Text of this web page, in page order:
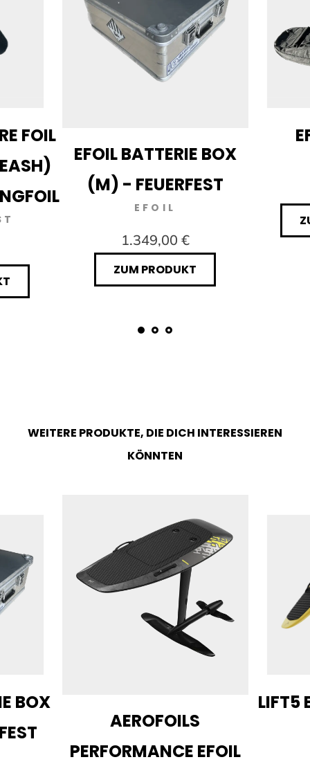
FOIL
EFOIL BATTERIE BOX
(M) - FEUERFEST
EFOIL
1.349,00 €
ZUM PRODUKT
WEITERE PRODUKTE, DIE DICH INTERESSIEREN
KÖNNTEN
BOX
AEROFOILS
PERFORMANCE EFOIL
LIFT5